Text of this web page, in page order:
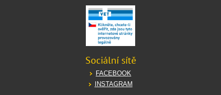
Sociální sítě
FACEBOOK
INSTAGRAM